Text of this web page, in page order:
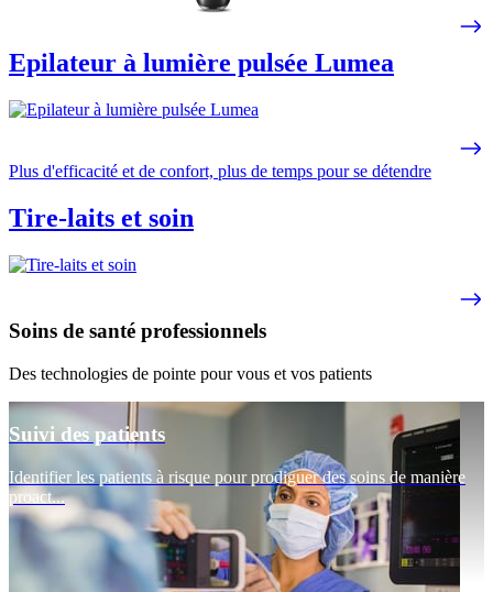
Epilateur à lumière pulsée Lumea
Plus d'efficacité et de confort, plus de temps pour se détendre
Tire-laits et soin
Soins de santé professionnels
Des technologies de pointe pour vous et vos patients
Suivi des patients
Identifier les patients à risque pour prodiguer des soins de manière
proact...